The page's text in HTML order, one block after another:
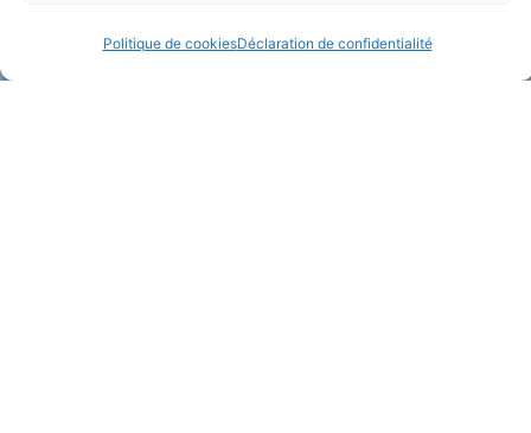
Politique de cookiesDéclaration de confidentialité